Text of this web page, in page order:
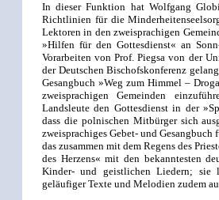
In dieser Funktion hat Wolfgang
Richtlinien für die
Lektoren in den zweisprachigen
»Hilfen für den Gottesdienst« an
Vorarbeiten von Prof. Piegsa von der
der Deutschen Bischofskonferenz
Gesangbuch »Weg zum Himmel –
zweisprachigen Gemeinden
Landsleute den Gottesdienst in der
dass die polnischen Mitbürger sich
zweisprachiges Gebet- und
das zusammen mit dem Regens des
des Herzens« mit den bekanntesten
Kinder- und geistlichen Liedern; sie
geläufiger Texte und Melodien zudem